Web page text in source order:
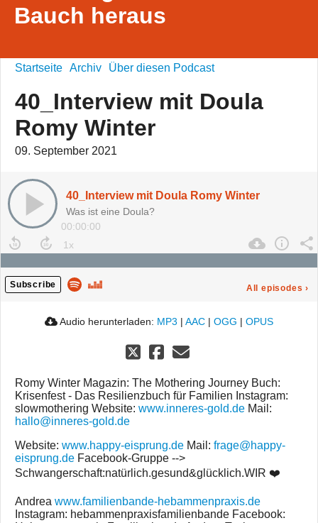
Bauch heraus
Startseite Archiv Über diesen Podcast
40_Interview mit Doula
Romy Winter
09. September 2021
40_Interview mit Doula Romy Winter
Was ist eine Doula?
00:00:00
Subscribe All episodes ›
Audio herunterladen: MP3 | AAC | OGG | OPUS
Romy Winter Magazin: The Mothering Journey Buch:
Krisenfest - Das Resilienzbuch für Familien Instagram:
slowmothering Website: www.inneres-gold.de Mail:
hallo@inneres-gold.de
Website: www.happy-eisprung.de Mail: frage@happy-
eisprung.de Facebook-Gruppe -->
Schwangerschaft:natürlich.gesund&glücklich.WIR ❤️
Andrea www.familienbande-hebammenpraxis.de
Instagram: hebammenpraxisfamilienbande Facebook: